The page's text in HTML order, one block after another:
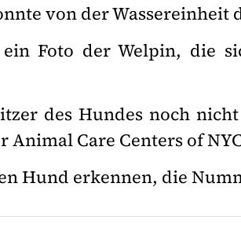
von der Wassereinheit
Foto der Welpin, die
des Hundes noch
Care Centers of
Hund erkennen, die